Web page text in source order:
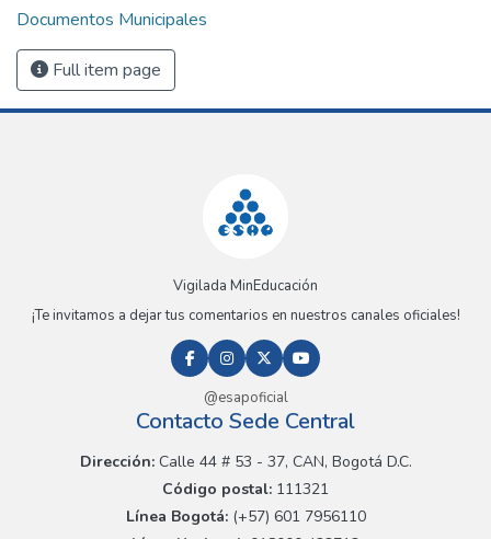
Documentos Municipales
Full item page
Vigilada MinEducación
¡Te invitamos a dejar tus comentarios en nuestros canales oficiales!
@esapoficial
Contacto Sede Central
Dirección:Calle 44 # 53 - 37, CAN, Bogotá D.C.
Código postal: 111321
Línea Bogotá:(+57) 601 7956110